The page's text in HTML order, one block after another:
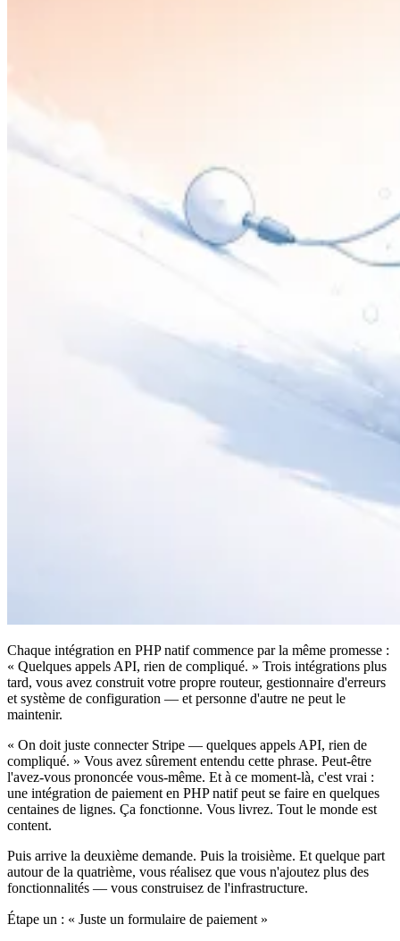
Chaque intégration en PHP natif commence par la même promesse :
« Quelques appels API, rien de compliqué. » Trois intégrations plus
tard, vous avez construit votre propre routeur, gestionnaire d'erreurs
et système de configuration — et personne d'autre ne peut le
maintenir.
« On doit juste connecter Stripe — quelques appels API, rien de
compliqué. » Vous avez sûrement entendu cette phrase. Peut-être
l'avez-vous prononcée vous-même. Et à ce moment-là, c'est vrai :
une intégration de paiement en PHP natif peut se faire en quelques
centaines de lignes. Ça fonctionne. Vous livrez. Tout le monde est
content.
Puis arrive la deuxième demande. Puis la troisième. Et quelque part
autour de la quatrième, vous réalisez que vous n'ajoutez plus des
fonctionnalités — vous construisez de l'infrastructure.
Étape un : « Juste un formulaire de paiement »